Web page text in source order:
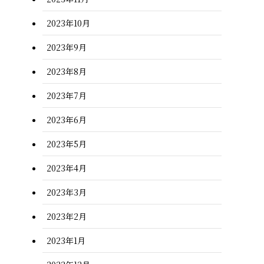
2023年10月
2023年9月
2023年8月
2023年7月
2023年6月
2023年5月
2023年4月
2023年3月
2023年2月
2023年1月